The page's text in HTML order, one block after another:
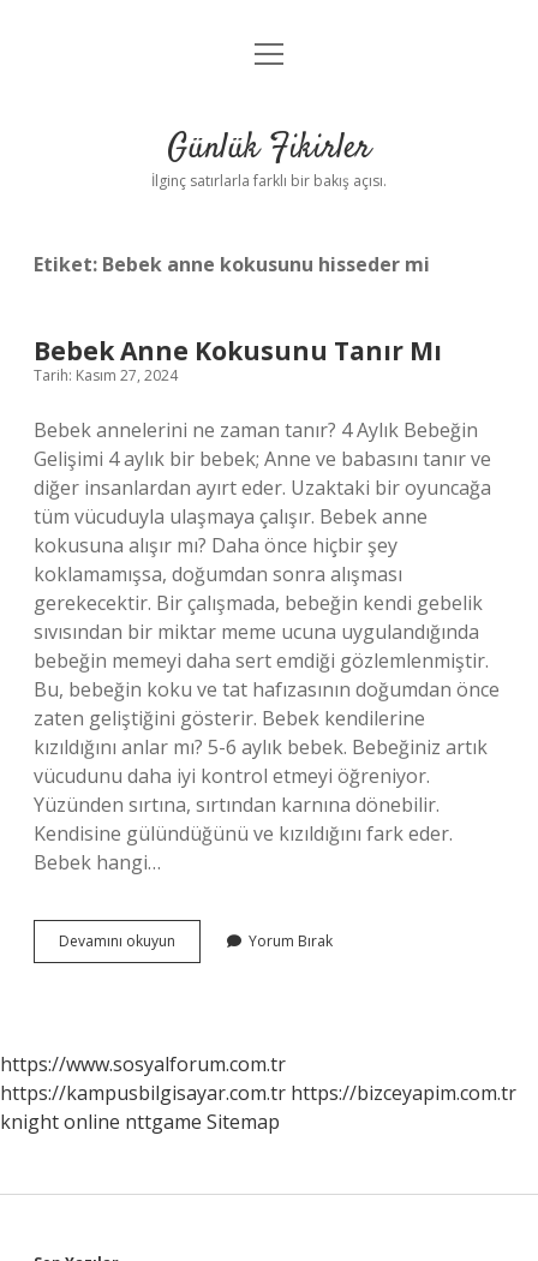
Anasayfa
Yasal Uyarı
menüyü
Günlük Fikirler
İlginç satırlarla farklı bir bakış açısı.
Etiket: Bebek anne kokusunu hisseder mi
Bebek Anne Kokusunu Tanır Mı
Tarih: Kasım 27, 2024
Bebek annelerini ne zaman tanır? 4 Aylık Bebeğin
Gelişimi 4 aylık bir bebek; Anne ve babasını tanır ve
diğer insanlardan ayırt eder. Uzaktaki bir oyuncağa
tüm vücuduyla ulaşmaya çalışır. Bebek anne
kokusuna alışır mı? Daha önce hiçbir şey
koklamamışsa, doğumdan sonra alışması
gerekecektir. Bir çalışmada, bebeğin kendi gebelik
sıvısından bir miktar meme ucuna uygulandığında
bebeğin memeyi daha sert emdiği gözlemlenmiştir.
Bu, bebeğin koku ve tat hafızasının doğumdan önce
zaten geliştiğini gösterir. Bebek kendilerine
kızıldığını anlar mı? 5-6 aylık bebek. Bebeğiniz artık
vücudunu daha iyi kontrol etmeyi öğreniyor.
Yüzünden sırtına, sırtından karnına dönebilir.
Kendisine gülündüğünü ve kızıldığını fark eder.
Bebek hangi…
Devamını okuyun
Anne
Yorum Bırak
https://www.sosyalforum.com.tr
https://kampusbilgisayar.com.tr https://bizceyapim.com.tr
knight online nttgame Sitemap